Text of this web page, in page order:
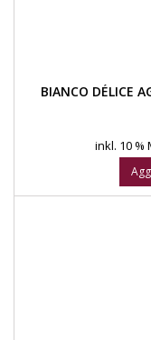
BIANCO DÉLICE
inkl. 10 %